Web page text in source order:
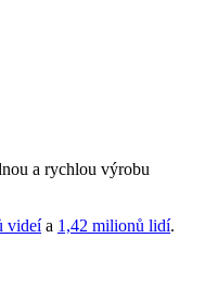
a rychlou výrobu
videía 1,42 milionů lidí.